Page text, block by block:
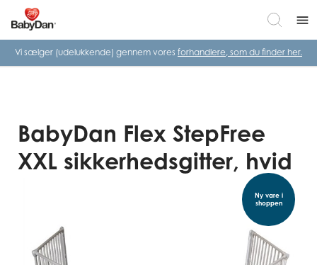
menu
Vi sælger (udelukkende) gennem vores forhandlere, som du finder her.
BabyDan Flex StepFree
XXL sikkerhedsgitter, hvid
Ny vare i
shoppen